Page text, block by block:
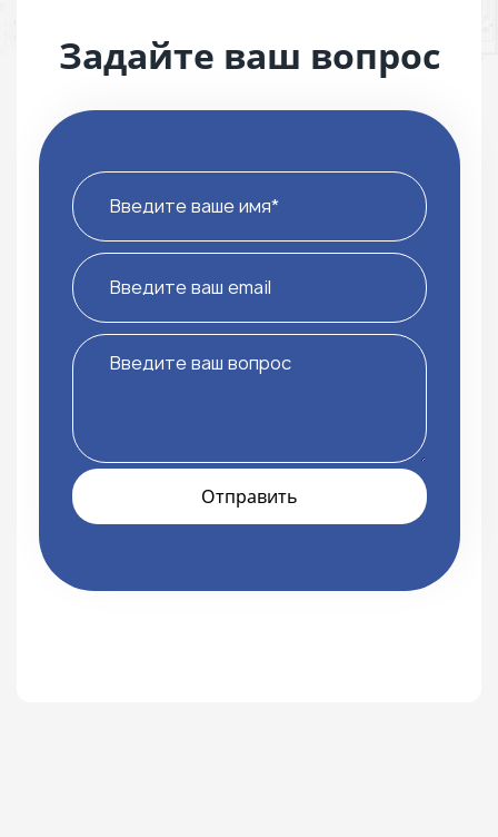
Задайте ваш вопрос
Отправить